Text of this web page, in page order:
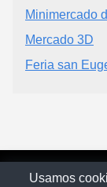
Minimercado
Mercado 3D
Feria san
©
Usamos